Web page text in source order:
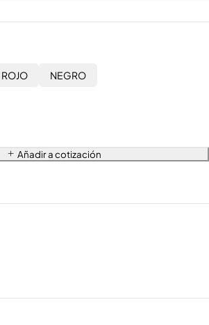
ROJO NEGRO
Añadir a cotización